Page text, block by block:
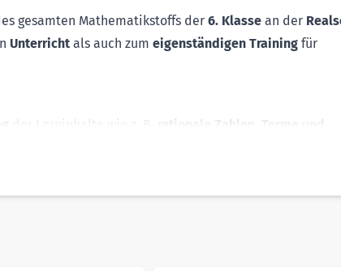
gesamten Mathematikstoffs der 6. Klasse an der
Unterricht als auch zum eigenständigen Training für
der Lerninhalte wie z. B.
rationale Zahlen, Terme und
Training